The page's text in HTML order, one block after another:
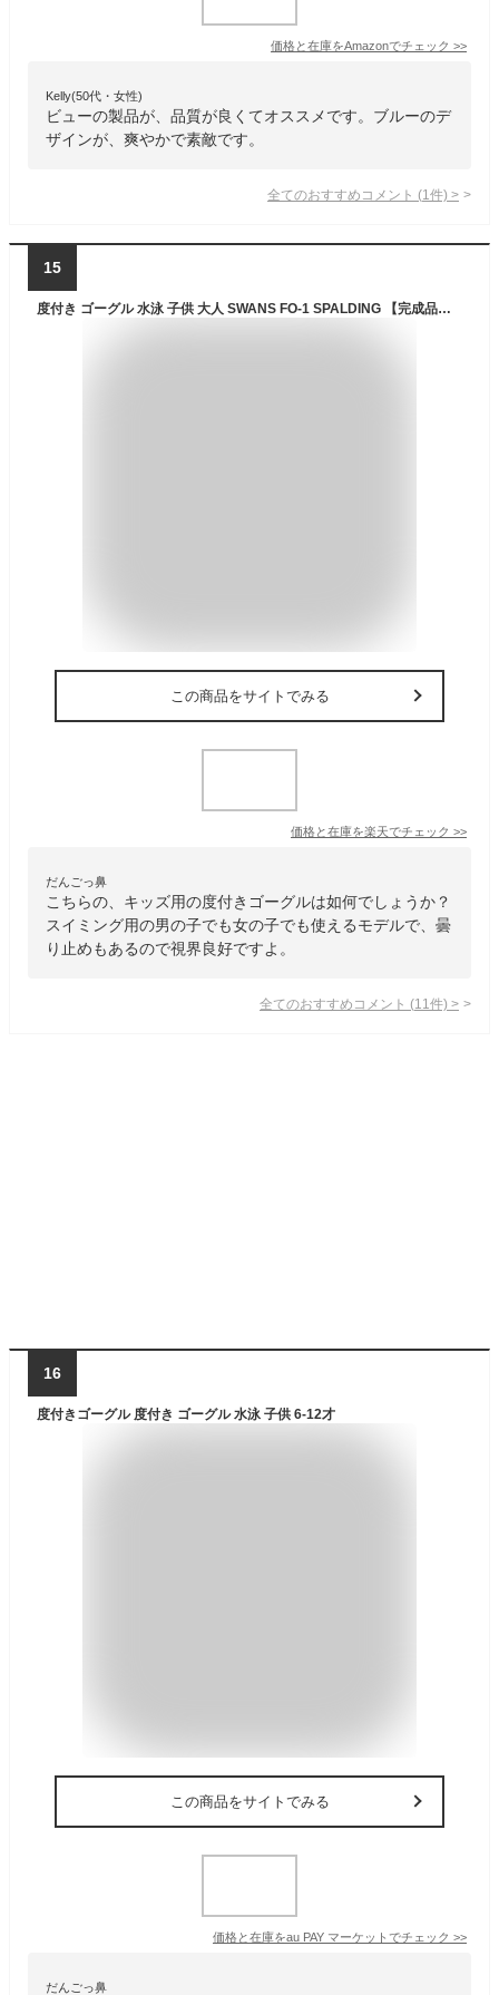
価格と在庫をAmazonでチェック >>
Kelly(50代・女性)
ビューの製品が、品質が良くてオススメです。ブルーのデ
ザインが、爽やかで素敵です。
全てのおすすめコメント (1 件) >
15
度付き ゴーグル 水泳 子供 大人 SWANS FO-1 SPALDING 【完成品でお届け】水泳 スイミング 近視 遠視 プール 水中メガネ 水中ゴーグル 度付ゴーグル スイミングゴーグル 女性用 レディース 男性用 メンズ フィットネス スポルディング スワンズ キッズ 度付きスイムゴーグル
この商品をサイトでみる
価格と在庫を楽天でチェック >>
だんごっ鼻
こちらの、キッズ用の度付きゴーグルは如何でしょうか？
スイミング用の男の子でも女の子でも使えるモデルで、曇
り止めもあるので視界良好ですよ。
全てのおすすめコメント (11 件) >
16
度付きゴーグル 度付き ゴーグル 水泳 子供 6-12才
この商品をサイトでみる
価格と在庫をau PAY マーケット でチェック >>
だんごっ鼻